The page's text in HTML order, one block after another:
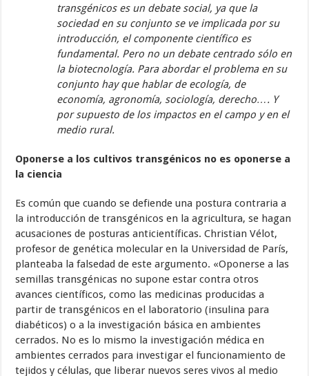
transgénicos es un debate social, ya que la
sociedad en su conjunto se ve implicada por su
introducción, el componente científico es
fundamental. Pero no un debate centrado sólo en
la biotecnología. Para abordar el problema en su
conjunto hay que hablar de ecología, de
economía, agronomía, sociología, derecho…. Y
por supuesto de los impactos en el campo y en el
medio rural.
Oponerse a los cultivos transgénicos no es oponerse a
la ciencia
Es común que cuando se defiende una postura contraria a
la introducción de transgénicos en la agricultura, se hagan
acusaciones de posturas anticientíficas. Christian Vélot,
profesor de genética molecular en la Universidad de París,
planteaba la falsedad de este argumento. «Oponerse a las
semillas transgénicas no supone estar contra otros
avances científicos, como las medicinas producidas a
partir de transgénicos en el laboratorio (insulina para
diabéticos) o a la investigación básica en ambientes
cerrados. No es lo mismo la investigación médica en
ambientes cerrados para investigar el funcionamiento de
tejidos y células, que liberar nuevos seres vivos al medio